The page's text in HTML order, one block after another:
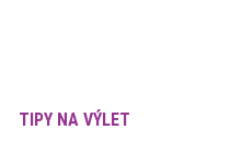
TIPY NA VÝLET